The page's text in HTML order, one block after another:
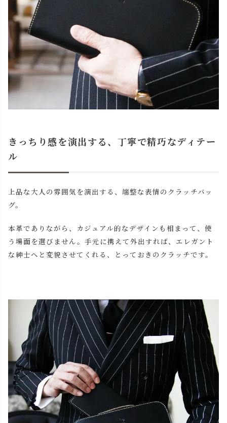
きっちり感を演出する、丁寧で精巧なディテー
ル
上品な大人の雰囲気を演出する、端整な表情のクラッチバッ
グ。
本革でありながら、カジュアル的なデザインも相まって、使
う場面を選びません。手元に携えて外出すれば、エレガント
な紳士へと変貌させてくれる、とっておきのクラッチです。